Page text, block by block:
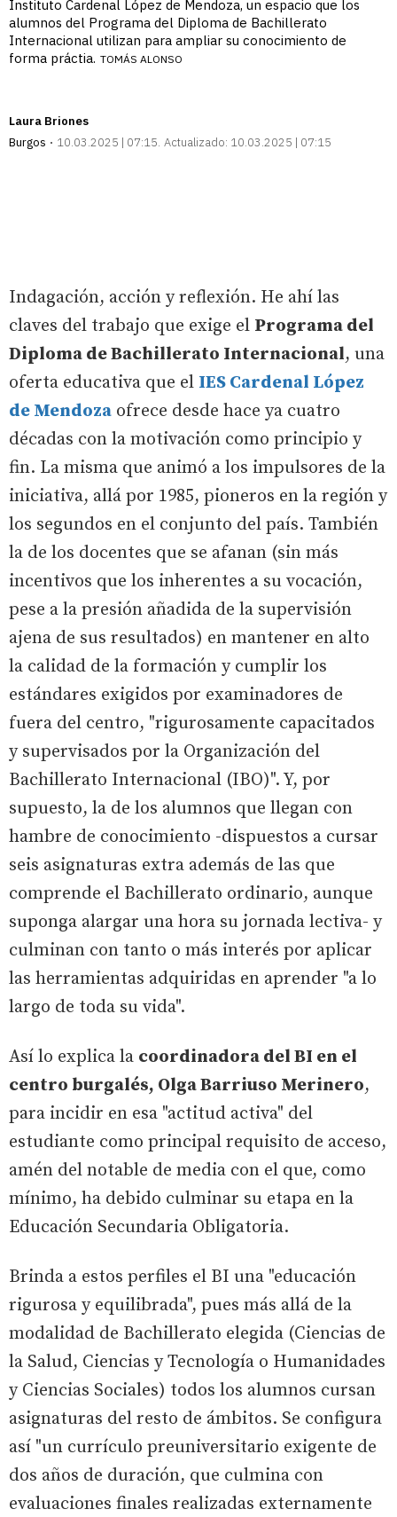
Instituto Cardenal López de Mendoza, un espacio que los
alumnos del Programa del Diploma de Bachillerato
Internacional utilizan para ampliar su conocimiento de
forma práctia. TOMÁS ALONSO
Laura Briones
Burgos
10.03.2025 | 07:15 Actualizado: 10.03.2025 | 07:15
Indagación, acción y reflexión. He ahí las
claves del trabajo que exige el Programa del
Diploma de Bachillerato Internacional, una
oferta educativa que el IES Cardenal López
de Mendoza ofrece desde hace ya cuatro
décadas con la motivación como principio y
fin. La misma que animó a los impulsores de la
iniciativa, allá por 1985, pioneros en la región y
los segundos en el conjunto del país. También
la de los docentes que se afanan (sin más
incentivos que los inherentes a su vocación,
pese a la presión añadida de la supervisión
ajena de sus resultados) en mantener en alto
la calidad de la formación y cumplir los
estándares exigidos por examinadores de
fuera del centro, "rigurosamente capacitados
y supervisados por la Organización del
Bachillerato Internacional (IBO)". Y, por
supuesto, la de los alumnos que llegan con
hambre de conocimiento -dispuestos a cursar
seis asignaturas extra además de las que
comprende el Bachillerato ordinario, aunque
suponga alargar una hora su jornada lectiva- y
culminan con tanto o más interés por aplicar
las herramientas adquiridas en aprender "a lo
largo de toda su vida".
Así lo explica la coordinadora del BI en el
centro burgalés, Olga Barriuso Merinero,
para incidir en esa "actitud activa" del
estudiante como principal requisito de acceso,
amén del notable de media con el que, como
mínimo, ha debido culminar su etapa en la
Educación Secundaria Obligatoria.
Brinda a estos perfiles el BI una "educación
rigurosa y equilibrada", pues más allá de la
modalidad de Bachillerato elegida (Ciencias de
la Salud, Ciencias y Tecnología o Humanidades
y Ciencias Sociales) todos los alumnos cursan
asignaturas del resto de ámbitos. Se configura
así "un currículo preuniversitario exigente de
dos años de duración, que culmina con
evaluaciones finales realizadas externamente